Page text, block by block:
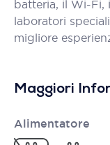
batteria, il Wi-Fi,
laboratori
migliore
Maggiori
Alimentatore